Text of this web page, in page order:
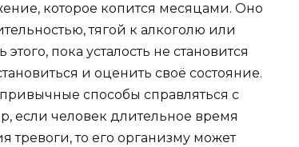
которое копится месяцами. Оно
тягой к алкоголю или
пока усталость не становится
и оценить своё состояние.
способы справляться с
если человек длительное время
тревоги, то его организму может